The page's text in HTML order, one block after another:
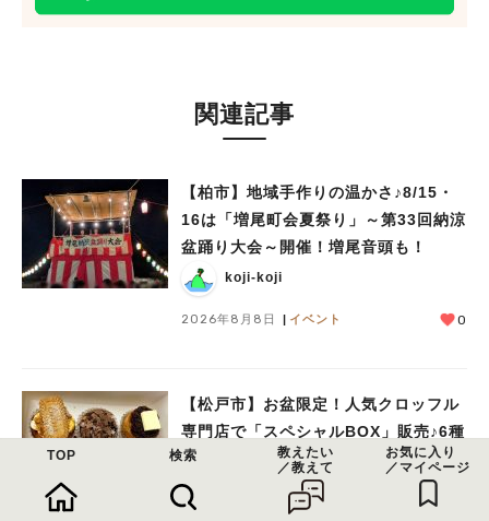
関連記事
【柏市】地域手作りの温かさ♪8/15・
16は「増尾町会夏祭り」～第33回納涼
盆踊り大会～開催！増尾音頭も！
koji-koji
2026年8月8日 イベント 0
【松戸市】お盆限定！人気クロッフル
専門店で「スペシャルBOX」販売♪6種
類のクロッフィンを食べ比べ
TOP 検索
教えたい
／教えて
お気に入り
／マイページ